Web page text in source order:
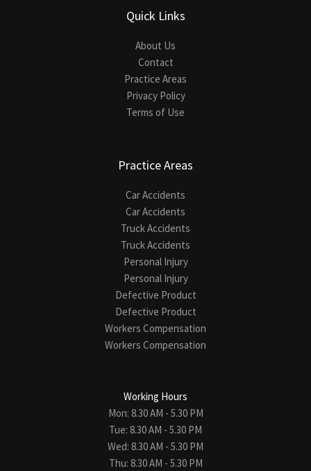
Quick Links
About Us
Contact
Practice Areas
Privacy Policy
Terms of Use
Practice Areas
Car Accidents
Car Accidents
Truck Accidents
Truck Accidents
Personal Injury
Personal Injury
Defective Product
Defective Product
Workers Compensation
Workers Compensation
Working Hours
Mon: 8.30 AM - 5.30 PM
Tue: 8.30 AM - 5.30 PM
Wed: 8.30 AM - 5.30 PM
Thu: 8.30 AM - 5.30 PM